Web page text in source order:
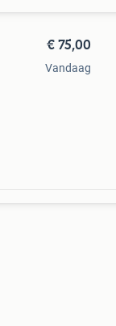
€ 75,00
Vandaag